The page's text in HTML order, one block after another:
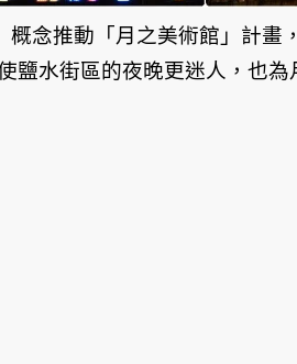
概念推動「月之美術館」計畫
鹽水街區的夜晚更迷人，也為